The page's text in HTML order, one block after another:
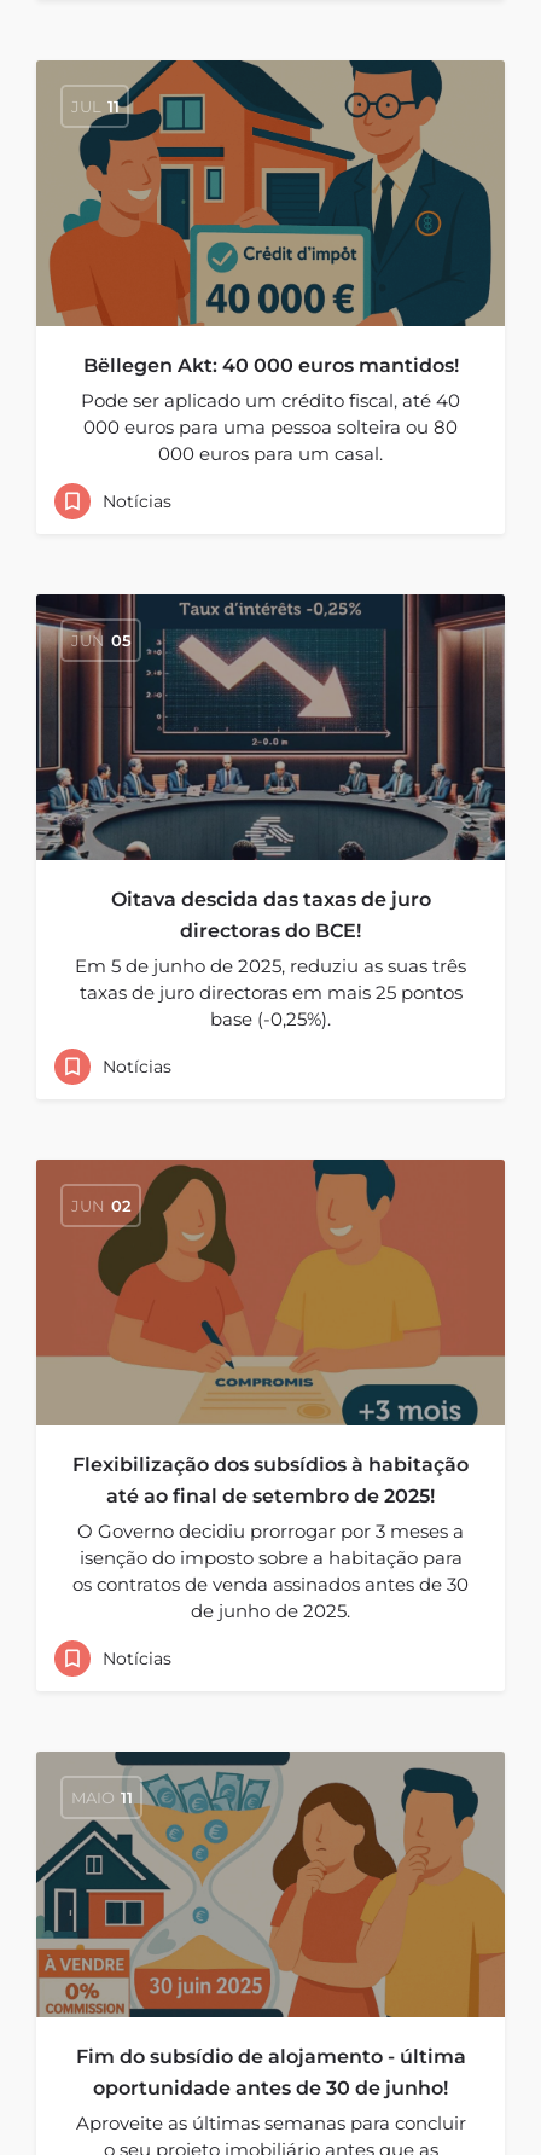
JUL 11
Bëllegen Akt: 40 000 euros mantidos!
Pode ser aplicado um crédito fiscal, até 40
000 euros para uma pessoa solteira ou 80
000 euros para um casal.
Notícias
JUN 05
Oitava descida das taxas de juro
directoras do BCE!
Em 5 de junho de 2025, reduziu as suas três
taxas de juro directoras em mais 25 pontos
base (-0,25%).
Notícias
JUN 02
Flexibilização dos subsídios à habitação
até ao final de setembro de 2025!
O Governo decidiu prorrogar por 3 meses a
isenção do imposto sobre a habitação para
os contratos de venda assinados antes de 30
de junho de 2025.
Notícias
MAIO 11
Fim do subsídio de alojamento - última
oportunidade antes de 30 de junho!
Aproveite as últimas semanas para concluir
o seu projeto imobiliário antes que as